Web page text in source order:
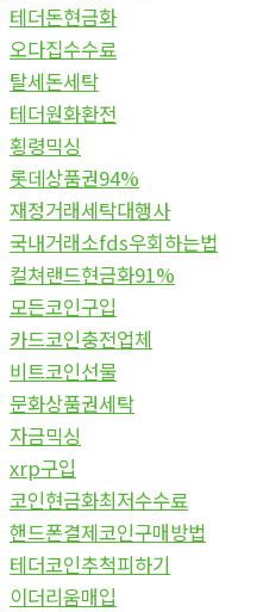
테더돈현금화
오다집수수료
탈세돈세탁
테더원화환전
횡령믹싱
롯데상품권94%
재정거래세탁대행사
국내거래소fds우회하는법
컬쳐랜드현금화91%
모든코인구입
카드코인충전업체
비트코인선물
문화상품권세탁
자금믹싱
xrp구입
코인현금화최저수수료
핸드폰결제코인구매방법
테더코인추척피하기
이더리움매입